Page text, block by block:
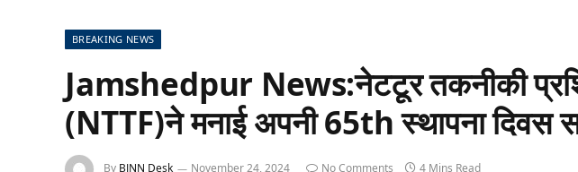
BREAKING NEWS
Jamshedpur News:नेटटूर तकनीकी
(NTTF)ने मनाई अपनी 65th स्थापना दिवस
By BJNN Desk November 24, 2024 No Comments 4 Mins Read